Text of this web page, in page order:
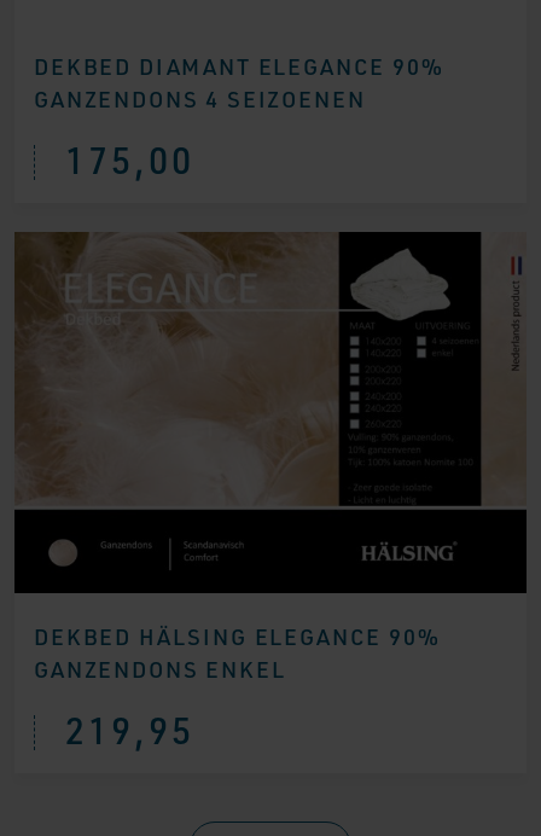
DEKBED DIAMANT ELEGANCE 90%
GANZENDONS 4 SEIZOENEN
175,00
DEKBED HÄLSING ELEGANCE 90%
GANZENDONS ENKEL
219,95